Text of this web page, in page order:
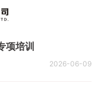
项培训
2026-06-09